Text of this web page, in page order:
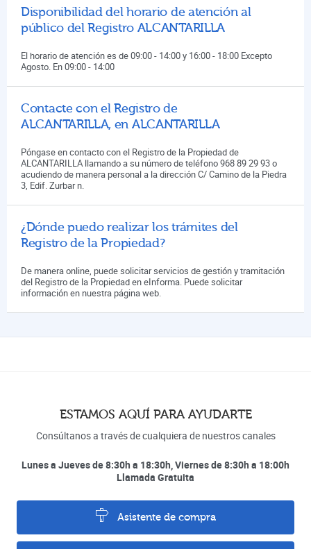
Disponibilidad del horario de atención al
público del Registro ALCANTARILLA
El horario de atención es de 09:00 - 14:00 y 16:00 - 18:00 Excepto
Agosto. En 09:00 - 14:00
Contacte con el Registro de
ALCANTARILLA, en ALCANTARILLA
Póngase en contacto con el Registro de la Propiedad de
ALCANTARILLA llamando a su número de teléfono 968 89 29 93 o
acudiendo de manera personal a la dirección C/ Camino de la Piedra
3, Edif. Zurbar n.
¿Dónde puedo realizar los trámites del
Registro de la Propiedad?
De manera online, puede solicitar servicios de gestión y tramitación
del Registro de la Propiedad en eInforma. Puede solicitar
información en nuestra página web.
ESTAMOS AQUÍ PARA AYUDARTE
Consúltanos a través de cualquiera de nuestros canales
Lunes a Jueves de 8:30h a 18:30h, Viernes de 8:30h a 18:00h
Llamada Gratuita
Asistente de compra